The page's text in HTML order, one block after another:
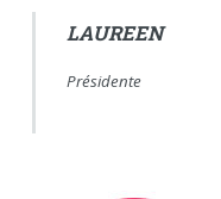
LAUREEN
Présidente